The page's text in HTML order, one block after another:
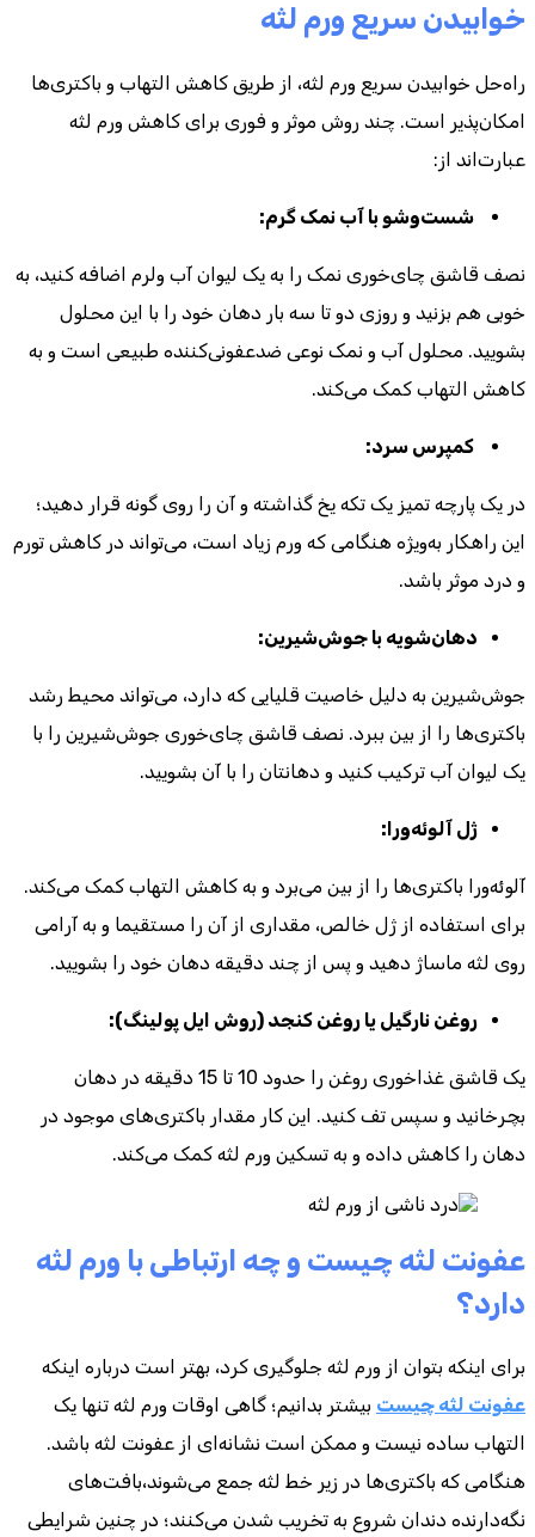
خوابیدن سریع ورم لثه
راه‌حل خوابیدن سریع ورم لثه، از طریق کاهش التهاب و باکتری‌ها
امکان‌پذیر است. چند روش موثر و فوری برای کاهش ورم لثه
عبارت‌اند از:
شست‌وشو با آب نمک گرم:
نصف قاشق چای‌خوری نمک را به یک لیوان آب ولرم اضافه کنید، به
خوبی هم بزنید و روزی دو تا سه بار دهان خود را با این محلول
بشویید. محلول آب و نمک نوعی ضدعفونی‌کننده طبیعی است و به
کاهش التهاب کمک می‌کند.
کمپرس سرد:
در یک پارچه تمیز یک تکه یخ گذاشته و آن را روی گونه قرار دهید؛
این راهکار به‌ویژه هنگامی که ورم زیاد است، می‌تواند در کاهش تورم
و درد موثر باشد.
دهان‌شویه با جوش‌شیرین:
جوش‌شیرین به دلیل خاصیت قلیایی که دارد، می‌تواند محیط رشد
باکتری‌ها را از بین ببرد. نصف قاشق چای‌خوری جوش‌شیرین را با
یک لیوان آب ترکیب کنید و دهانتان را با آن بشویید.
ژل آلوئه‌ورا:
آلوئه‌ورا باکتری‌ها را از بین می‌برد و به کاهش التهاب کمک می‌کند.
برای استفاده از ژل خالص، مقداری از آن را مستقیما و به آرامی
روی لثه ماساژ دهید و پس از چند دقیقه دهان خود را بشویید.
روغن نارگیل یا روغن کنجد (روش ایل پولینگ):
یک قاشق غذاخوری روغن را حدود 10 تا 15 دقیقه در دهان
بچرخانید و سپس تف کنید. این کار مقدار باکتری‌های موجود در
دهان را کاهش داده و به تسکین ورم لثه کمک می‌کند.
عفونت لثه چیست و چه ارتباطی با ورم لثه
دارد؟
برای اینکه بتوان از ورم لثه جلوگیری کرد، بهتر است درباره اینکه
عفونت لثه چیست بیشتر بدانیم؛ گاهی اوقات ورم لثه تنها یک
التهاب ساده نیست و ممکن است نشانه‌ای از عفونت لثه باشد.
هنگامی که باکتری‌ها در زیر خط لثه جمع می‌شوند،بافت‌های
نگه‌دارنده دندان شروع به تخریب شدن می‌کنند؛ در چنین شرایطی